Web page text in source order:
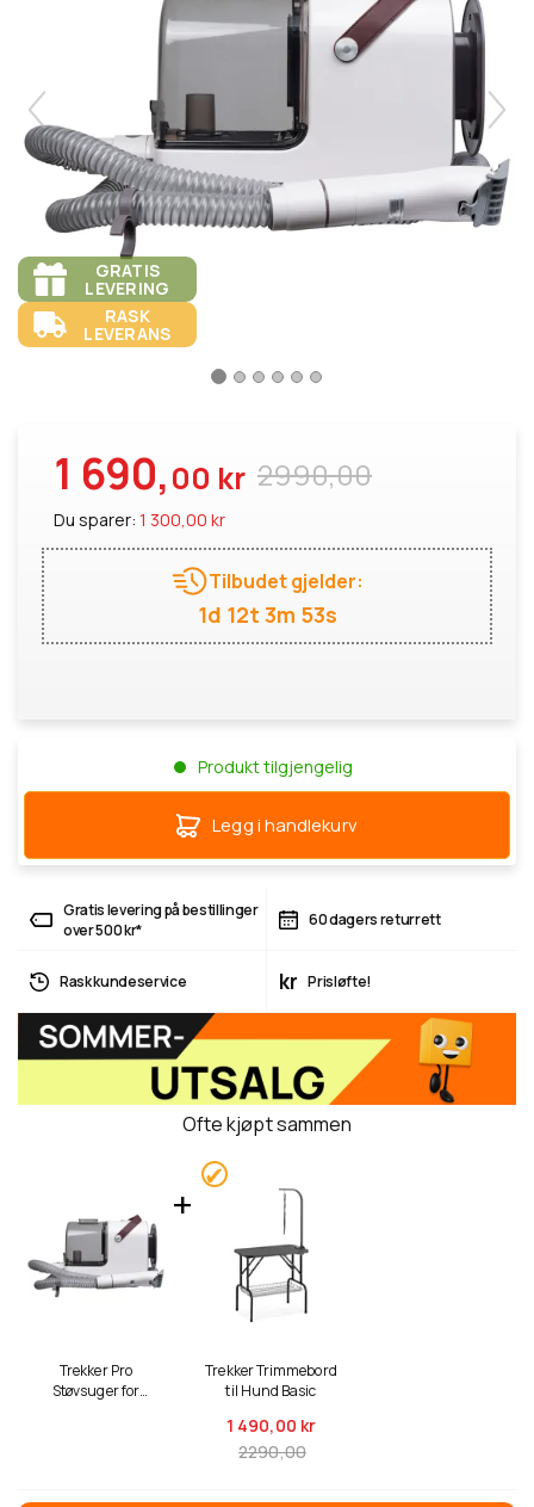
GRATIS
LEVERING
RASK
LEVERANS
2990,00
1 690,00 kr
Du sparer: 1 300,00 kr
Tilbudet gjelder:
1d 12t 3m 52s
Produkt tilgjengelig
Legg i handlekurv
Gratis levering på bestillinger
over 500 kr*
60 dagers returrett
Rask kundeservice kr Prisløfte!
Ofte kjøpt sammen
Trekker Pro
Støvsuger for
Trekker Trimmebord
til Hund Basic
1 490,00 kr
2290,00